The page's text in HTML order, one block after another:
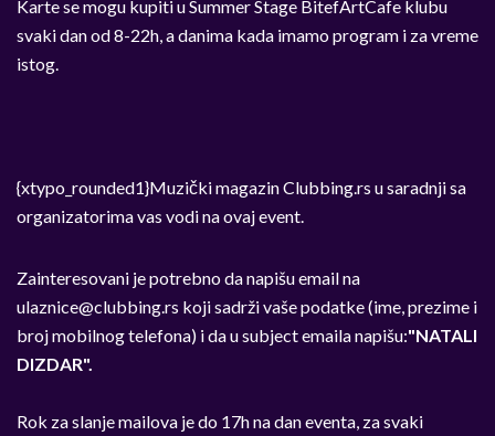
Karte se mogu kupiti u Summer Stage BitefArtCafe klubu
svaki dan od 8-22h, a danima kada imamo program i za vreme
istog.
{xtypo_rounded1}Muzički magazin Clubbing.rs u saradnji sa
organizatorima vas vodi na ovaj event.
Zainteresovani je potrebno da napišu email na
ulaznice@clubbing.rs koji sadrži vaše podatke (ime, prezime i
broj mobilnog telefona) i da u subject emaila napišu:"NATALI
DIZDAR".
Rok za slanje mailova je do 17h na dan eventa, za svaki